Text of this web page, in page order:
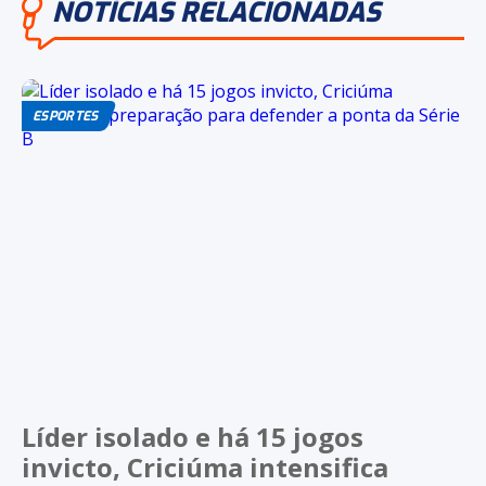
NOTÍCIAS RELACIONADAS
ESPORTES
Líder isolado e há 15 jogos
invicto, Criciúma intensifica